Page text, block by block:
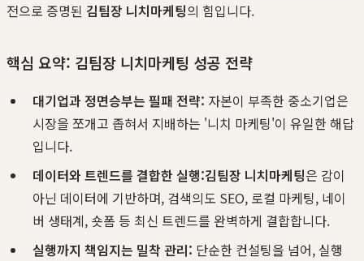
전으로 증명된 김팀장 니치마케팅의 힘입니다.
핵심 요약: 김팀장 니치마케팅 성공 전략
대기업과 정면승부는 필패 전략: 자본이 부족한 중소기업은
시장을 쪼개고 좁혀서 지배하는 '니치 마케팅'이 유일한 해답
입니다.
데이터와 트렌드를 결합한 실행:김팀장 니치마케팅은 감이
아닌 데이터에 기반하며, 검색의도 SEO, 로컬 마케팅, 네이
버 생태계, 숏폼 등 최신 트렌드를 완벽하게 결합합니다.
실행까지 책임지는 밀착 관리: 단순한 컨설팅을 넘어, 실행